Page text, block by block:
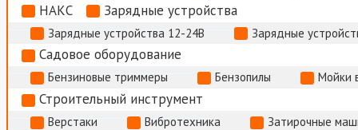
НАКС Зарядные устройства
Зарядные устройства 12-24В Зарядные
Садовое оборудование
Бензиновые триммеры Бензопилы Мойки
Строительный инструмент
Верстаки Вибротехника Затирочные